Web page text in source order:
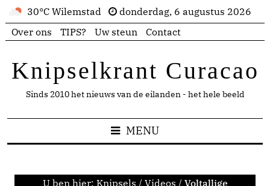
30°C Wilemstad
donderdag, 6 augustus 2026
Over ons
TIPS? Uw steun Contact
Knipselkrant Curacao
Sinds 2010 het nieuws van de eilanden - het hele beeld
MENU
U ben hier: Knipsels / Videos / Voltallige